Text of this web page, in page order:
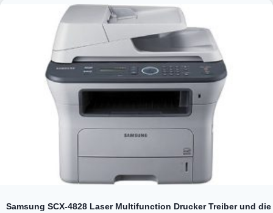
Samsung SCX-4828 Laser Multifunction Drucker Treiber und die